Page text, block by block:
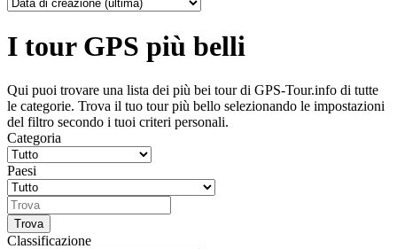
I tour GPS più belli
Qui puoi trovare una lista dei più bei tour di GPS-Tour.info di tutte
le categorie. Trova il tuo tour più bello selezionando le impostazioni
del filtro secondo i tuoi criteri personali.
Categoria
Paesi
Classificazione